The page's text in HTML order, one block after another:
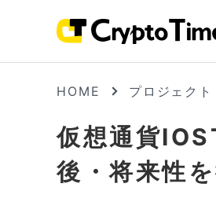
HOME プロジェクト
仮想通貨
後・将来性